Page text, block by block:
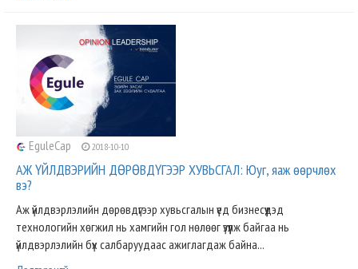
EguleCap 2018-10-10
АЖ ҮЙЛДВЭРИЙН ДӨРӨВДҮГЭЭР ХУВЬСГАЛ: Юуг, яаж өөрчлөх
вэ?
Аж үйлдвэрлэлийн дөрөвдүгээр хувьсгалын үед бизнесүүдэд
технологийн хөгжил нь хамгийн гол нөлөөг үзүүлж байгаа нь
үйлдвэрлэлийн бүх салбаруудаас ажиглагдаж байна...